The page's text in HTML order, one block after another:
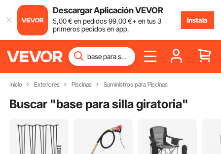
Descargar Aplicación VEVOR
5,00€ en pedidos99,00€+ en tus 3
primeros pedidos en app.
Instala
Inicio Exteriores Piscinas Suministros para Piscinas
Buscar "base para silla giratoria"